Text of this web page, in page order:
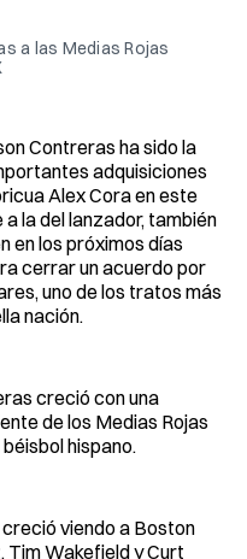
a las Medias Rojas
Contreras ha sido la
adquisiciones
Alex Cora en este
la del lanzador, también
en los próximos días
cerrar un acuerdo por
uno de los tratos más
nación.
creció con una
de los Medias Rojas
hispano.
viendo a Boston
Tim Wakefield y Curt